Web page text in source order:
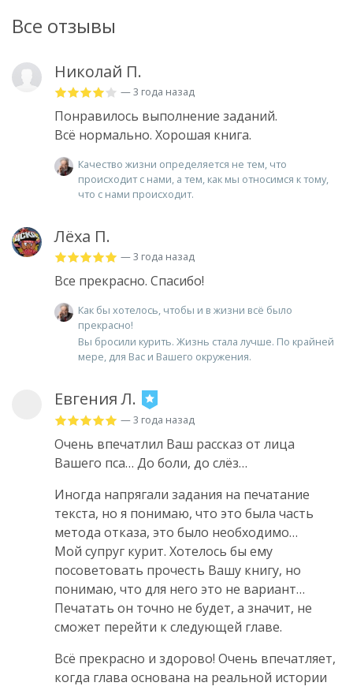
Все отзывы
Николай П.
— 3 года назад
Понравилось выполнение заданий.
Всё нормально. Хорошая книга.
Качество жизни определяется не тем, что
происходит с нами, а тем, как мы относимся к тому,
что с нами происходит.
Лёха П.
— 3 года назад
Все прекрасно. Спасибо!
Как бы хотелось, чтобы и в жизни всё было
прекрасно!
Вы бросили курить. Жизнь стала лучше. По крайней
мере, для Вас и Вашего окружения.
Евгения Л.
— 3 года назад
Очень впечатлил Ваш рассказ от лица
Вашего пса… До боли, до слёз…
Иногда напрягали задания на печатание
текста, но я понимаю, что это была часть
метода отказа, это было необходимо…
Мой супруг курит. Хотелось бы ему
посоветовать прочесть Вашу книгу, но
понимаю, что для него это не вариант…
Печатать он точно не будет, а значит, не
сможет перейти к следующей главе.
Всё прекрасно и здорово! Очень впечатляет,
когда глава основана на реальной истории